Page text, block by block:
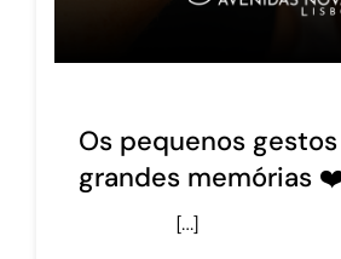
Os pequenos
grandes memórias
[…]